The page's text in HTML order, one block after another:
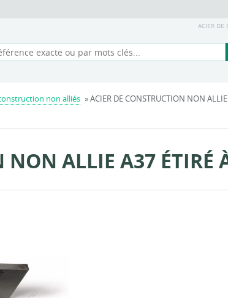
ACIER DE
non alliés » ACIER DE CONSTRUCTION NON
NON ALLIE A37 ÉTIRÉ